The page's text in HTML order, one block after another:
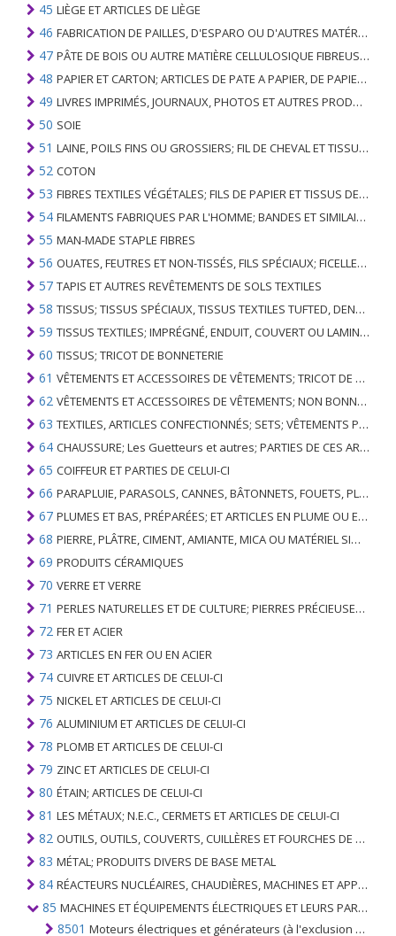
45 LIÈGE ET ARTICLES DE LIÈGE
46 FABRICATION DE PAILLES, D'ESPARO OU D'AUTRES MATÉRIAUX DE COULÉE; BASKETWARE ET WICKERWORK
47 PÂTE DE BOIS OU AUTRE MATIÈRE CELLULOSIQUE FIBREUSE; PAPIER OU CARTON RÉCUPÉRÉ (DÉCHETS ET DÉCHETS)
48 PAPIER ET CARTON; ARTICLES DE PATE A PAPIER, DE PAPIER OU DE CARTON
49 LIVRES IMPRIMÉS, JOURNAUX, PHOTOS ET AUTRES PRODUITS DE L'INDUSTRIE DE L'IMPRIMERIE; MANUSCRITS, TYPESCRIPTS ET PLANS
50 SOIE
51 LAINE, POILS FINS OU GROSSIERS; FIL DE CHEVAL ET TISSU TISSÉ
52 COTON
53 FIBRES TEXTILES VÉGÉTALES; FILS DE PAPIER ET TISSUS DE FILS DE PAPIER
54 FILAMENTS FABRIQUES PAR L'HOMME; BANDES ET SIMILAIRES DE MATIERES TEXTILES SYNTHETIQUES
55 MAN-MADE STAPLE FIBRES
56 OUATES, FEUTRES ET NON-TISSÉS, FILS SPÉCIAUX; FICELLES, CORDES, CORDES, CÂBLES ET ARTICLES ASSOCIÉS
57 TAPIS ET AUTRES REVÊTEMENTS DE SOLS TEXTILES
58 TISSUS; TISSUS SPÉCIAUX, TISSUS TEXTILES TUFTED, DENTELLE, TAPISSERIES, GARNITURES, BRODERIES
59 TISSUS TEXTILES; IMPRÉGNÉ, ENDUIT, COUVERT OU LAMINÉ; ARTICLES TEXTILES D'UN TYPE ADAPTÉ À L'USAGE INDUSTRIEL
60 TISSUS; TRICOT DE BONNETERIE
61 VÊTEMENTS ET ACCESSOIRES DE VÊTEMENTS; TRICOT DE BONNETERIE
62 VÊTEMENTS ET ACCESSOIRES DE VÊTEMENTS; NON BONNETERIE
63 TEXTILES, ARTICLES CONFECTIONNÉS; SETS; VÊTEMENTS PORTÉS ET ARTICLES TEXTILES USÉS; RAGS
64 CHAUSSURE; Les Guetteurs et autres; PARTIES DE CES ARTICLES
65 COIFFEUR ET PARTIES DE CELUI-CI
66 PARAPLUIE, PARASOLS, CANNES, BÂTONNETS, FOUETS, PLANTES DE CONDUITE; ET LEURS PARTIES
67 PLUMES ET BAS, PRÉPARÉES; ET ARTICLES EN PLUME OU EN BAS; FLEURS ARTIFICIELLES; ARTICLES DE CHEVEUX HUMAINS
68 PIERRE, PLÂTRE, CIMENT, AMIANTE, MICA OU MATÉRIEL SIMILAIRE; ARTICLES DE CELUI-CI
69 PRODUITS CÉRAMIQUES
70 VERRE ET VERRE
71 PERLES NATURELLES ET DE CULTURE; PIERRES PRÉCIEUSES, SEMI-PRÉCIEUSES; MÉTAUX PRÉCIEUX, PLAQUÉS OU DOUBLÉS DE MÉTAUX PRÉCIEUX ET OUVRAGES EN CES MATIÈRES; IMITATION BIJOUTERIE; PIÈCE DE MONNAIE
72 FER ET ACIER
73 ARTICLES EN FER OU EN ACIER
74 CUIVRE ET ARTICLES DE CELUI-CI
75 NICKEL ET ARTICLES DE CELUI-CI
76 ALUMINIUM ET ARTICLES DE CELUI-CI
78 PLOMB ET ARTICLES DE CELUI-CI
79 ZINC ET ARTICLES DE CELUI-CI
80 ÉTAIN; ARTICLES DE CELUI-CI
81 LES MÉTAUX; N.E.C., CERMETS ET ARTICLES DE CELUI-CI
82 OUTILS, OUTILS, COUVERTS, CUILLÈRES ET FOURCHES DE MÉTAUX DE BASE; PARTIES DE CELLES-CI, EN METAL DE BASE
83 MÉTAL; PRODUITS DIVERS DE BASE METAL
84 RÉACTEURS NUCLÉAIRES, CHAUDIÈRES, MACHINES ET APPAREILS MÉCANIQUES; PARTIES DE CELLES-CI
85 MACHINES ET ÉQUIPEMENTS ÉLECTRIQUES ET LEURS PARTIES; ENREGISTREURS ET REPRODUCTEURS SONORES; APPAREILS D'ENREGISTREMENT OU DE REPRODUCTION DES IMAGES ET DU SON EN TÉLÉVISION, PIÈCES ET ACCESSOIRES DE TELS ARTICLES
8501 Moteurs électriques et générateurs (à l'exclusion des groupes électrogènes)